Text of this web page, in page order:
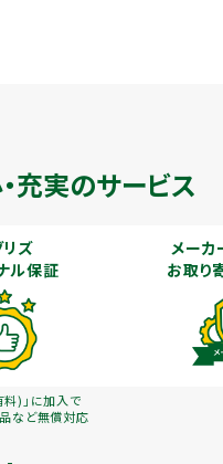
充実のサービス
ズ
ル保証
料)」に加入で
など無償対応
メーカ
お取り